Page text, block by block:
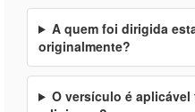
A quem foi dirigida
originalmente?
O versículo é